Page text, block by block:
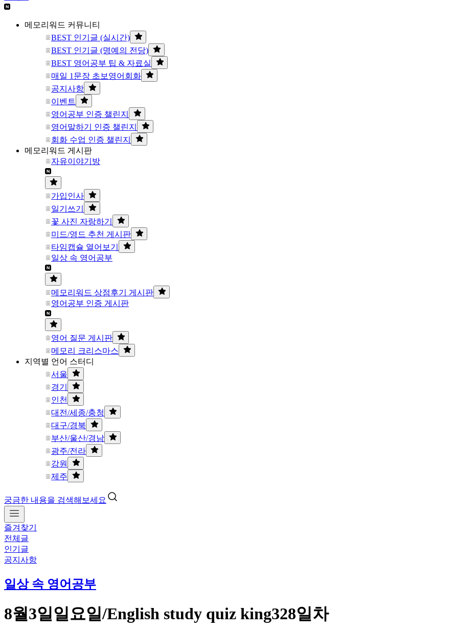
메모리워드 커뮤니티
BEST 인기글 (실시간)
BEST 인기글 (명예의 전당)
BEST 영어공부 팁 & 자료실
매일 1문장 초보영어회화
공지사항
이벤트
영어공부 인증 챌린지
영어말하기 인증 챌린지
회화 수업 인증 챌린지
메모리워드 게시판
자유이야기방
가입인사
일기쓰기
꽃 사진 자랑하기
미드/영드 추천 게시판
타임캡슐 열어보기
일상 속 영어공부
메모리워드 상점후기 게시판
영어공부 인증 게시판
영어 질문 게시판
메모리 크리스마스
지역별 언어 스터디
서울
경기
인천
대전/세종/충청
대구/경북
부산/울산/경남
광주/전라
강원
제주
궁금한 내용을 검색해보세요
즐겨찾기
전체글
인기글
공지사항
일상 속 영어공부
8월3일일요일/English study quiz king328일차